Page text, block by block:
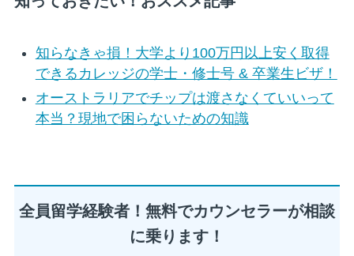
知らなきゃ損！大学より100万円以上安く取得
できるカレッジの学士・修士号 & 卒業生ビザ！
オーストラリアでチップは渡さなくていいって
本当？現地で困らないための知識
全員留学経験者！無料でカウンセラーが相談
に乗ります！